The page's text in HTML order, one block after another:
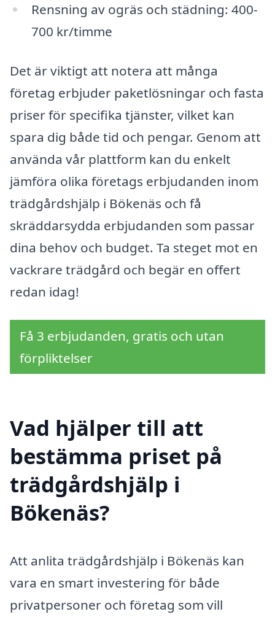
Rensning av ogräs och städning: 400-
700 kr/timme
Det är viktigt att notera att många
företag erbjuder paketlösningar och fasta
priser för specifika tjänster, vilket kan
spara dig både tid och pengar. Genom att
använda vår plattform kan du enkelt
jämföra olika företags erbjudanden inom
trädgårdshjälp i Bökenäs och få
skräddarsydda erbjudanden som passar
dina behov och budget. Ta steget mot en
vackrare trädgård och begär en offert
redan idag!
Få 3 erbjudanden, gratis och utan
förpliktelser
Vad hjälper till att
bestämma priset på
trädgårdshjälp i
Bökenäs?
Att anlita trädgårdshjälp i Bökenäs kan
vara en smart investering för både
privatpersoner och företag som vill